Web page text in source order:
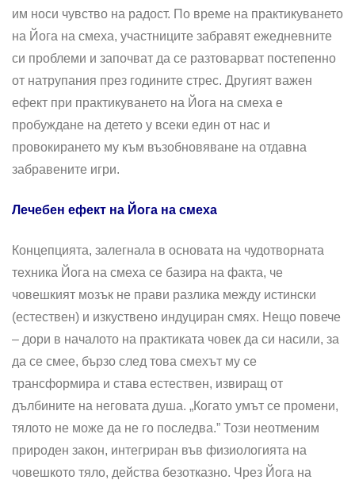
им носи чувство на радост. По време на практикуването
на Йога на смеха, участниците забравят ежедневните
си проблеми и започват да се разтоварват постепенно
от натрупания през годините стрес. Другият важен
ефект при практикуването на Йога на смеха е
пробуждане на детето у всеки един от нас и
провокирането му към възобновяване на отдавна
забравените игри.
Лечебен ефект на Йога на смеха
Концепцията, залегнала в основата на чудотворната
техника Йога на смеха се базира на факта, че
човешкият мозък не прави разлика между истински
(естествен) и изкуствено индуциран смях. Нещо повече
– дори в началото на практиката човек да си насили, за
да се смее, бързо след това смехът му се
трансформира и става естествен, извиращ от
дълбините на неговата душа. „Когато умът се промени,
тялото не може да не го последва.” Този неотменим
природен закон, интегриран във физиологията на
човешкото тяло, действа безотказно. Чрез Йога на